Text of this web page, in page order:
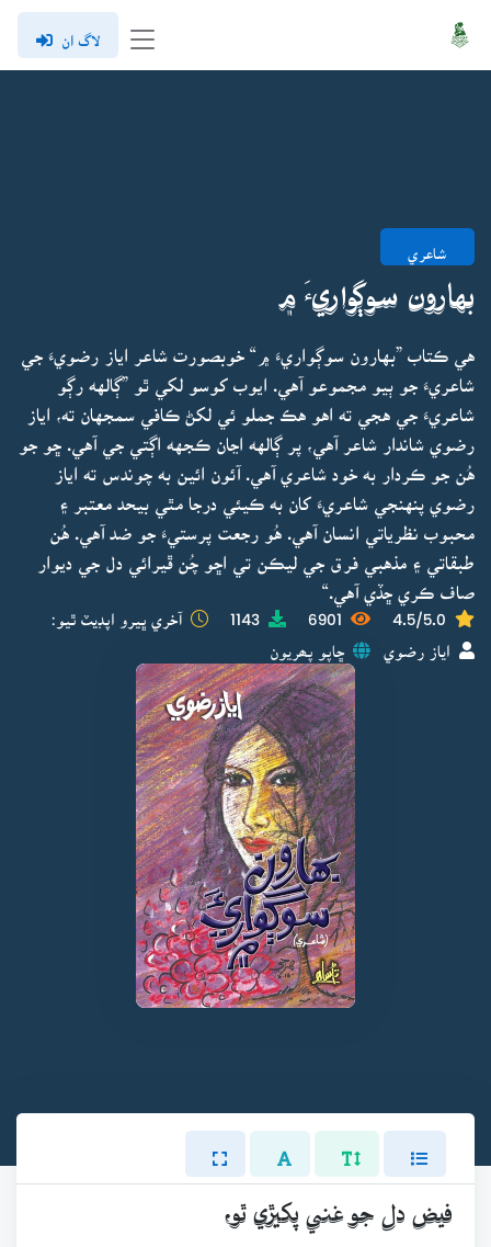
لاگ ان
شاعري
بهارون سوڳواريءَ ۾
هي ڪتاب ”بهارون سوڳواريءَ ۾“ خوبصورت شاعر اياز رضويءَ جي
شاعريءَ جو ٻيو مجموعو آهي. ايوب کوسو لکي ٿو ”ڳالهه رڳو
شاعريءَ جي هجي ته اهو هڪ جملو ئي لکڻ ڪافي سمجهان ته، اياز
رضوي شاندار شاعر آهي، پر ڳالهه اڃان ڪجهه اڳتي جي آهي. ڇو جو
هُن جو ڪردار به خود شاعري آهي. آئون ائين به چوندس ته اياز
رضوي پنهنجي شاعريءَ کان به ڪيئي درجا مٿي بيحد معتبر ۽
محبوب نظرياتي انسان آهي. هُو رجعت پرستيءَ جو ضد آهي. هُن
طبقاتي ۽ مذهبي فرق جي ليڪن تي اڇو چُن ڦيرائي دل جي ديوار
صاف ڪري ڇڏي آهي.“
4.5/5.0
6901
1143 آخري ڀيرو اپڊيٽ ٿيو:
اياز رضوي ڇاپو پھريون
فيض دل جو غني پکيڙي ٿو،